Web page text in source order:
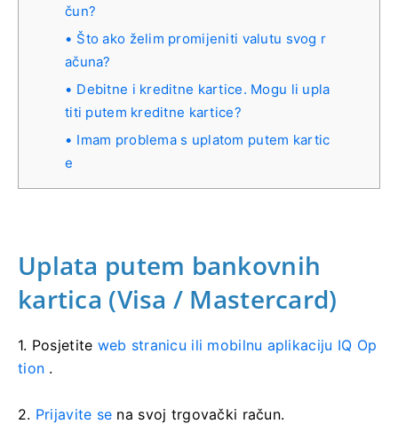
čun?
Što ako želim promijeniti valutu svog r
ačuna?
Debitne i kreditne kartice. Mogu li upla
titi putem kreditne kartice?
Imam problema s uplatom putem kartic
e
Uplata putem bankovnih
kartica (Visa / Mastercard)
1. Posjetite web stranicu ili mobilnu aplikaciju IQ Op
tion .
2. Prijavite se na svoj trgovački račun.